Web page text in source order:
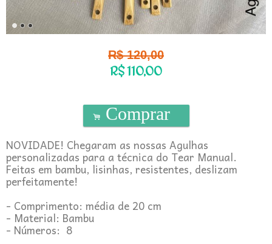
R$120,00
R$110,00
. Comprar
NOVIDADE! Chegaram as nossas Agulhas
personalizadas para a técnica do Tear Manual.
Feitas em bambu, lisinhas, resistentes, deslizam
perfeitamente!
- Comprimento: média de 20 cm
- Material: Bambu
- Números: 8